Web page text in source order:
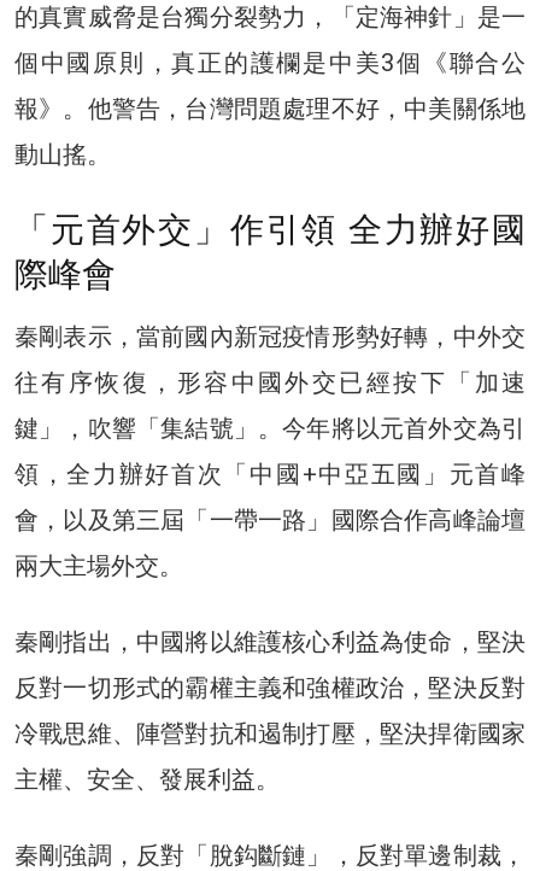
的真實威脅是台獨分裂勢力，「定海神針」是一
個中國原則，真正的護欄是中美3個《聯合公
報》。他警告，台灣問題處理不好，中美關係地
動山搖。
「元首外交」作引領 全力辦好國
際峰會
秦剛表示，當前國內新冠疫情形勢好轉，中外交
往有序恢復，形容中國外交已經按下「加速
鍵」，吹響「集結號」。今年將以元首外交為引
領，全力辦好首次「中國+中亞五國」元首峰
會，以及第三屆「一帶一路」國際合作高峰論壇
兩大主場外交。
秦剛指出，中國將以維護核心利益為使命，堅決
反對一切形式的霸權主義和強權政治，堅決反對
冷戰思維、陣營對抗和遏制打壓，堅決捍衛國家
主權、安全、發展利益。
秦剛強調，反對「脫鈎斷鏈」，反對單邊制裁，